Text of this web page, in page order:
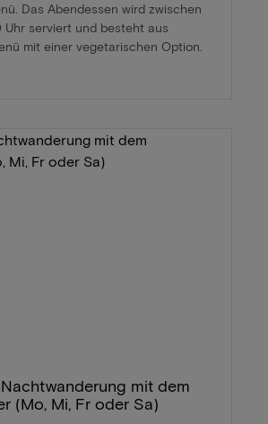
Das Abendessen wird zwischen
Uhr serviert und besteht aus
mit einer vegetarischen Option.
mit dem
(Mo, Mi, Fr oder Sa)